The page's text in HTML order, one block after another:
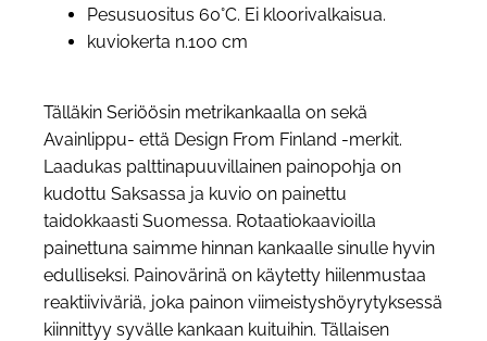
Pesusuositus 60°C. Ei kloorivalkaisua.
kuviokerta n.100 cm
Tälläkin Seriöösin metrikankaalla on sekä
Avainlippu- että Design From Finland -merkit.
Laadukas palttinapuuvillainen painopohja on
kudottu Saksassa ja kuvio on painettu
taidokkaasti Suomessa. Rotaatiokaavioilla
painettuna saimme hinnan kankaalle sinulle hyvin
edulliseksi. Painovärinä on käytetty hiilenmustaa
reaktiiviväriä, joka painon viimeistyshöyrytyksessä
kiinnittyy syvälle kankaan kuituihin. Tällaisen